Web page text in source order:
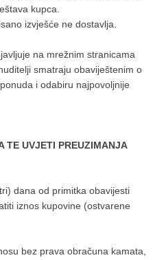
kupca.
izvješće ne dostavlja.
na mrežnim stranicama
smatraju obaviještenim o
i odabiru najpovoljnije
TE UVJETI PREUZIMANJA
dana od primitka obavijesti
iznos kupovine (ostvarene
bez prava obračuna kamata,